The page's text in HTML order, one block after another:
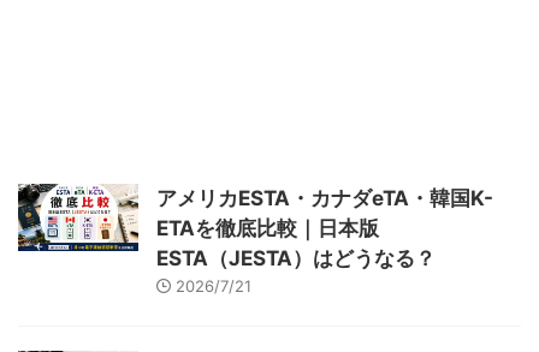
不満の上位に「夜のコンテンツが
ない」ことが挙げられているため
です。 この記事では、日本に先
駆けている世界のナイトエコノミ
ー成功事例を、観光ONEが提唱す
で私は、観光地における「ナイト
タイムエコノミー」成功の共通点
を独自に分析し、４つに分類いた
しました。この記事では、ナイト
アメリカESTA・カナダeTA・韓国K-
ETAを徹底比較｜日本版
ESTA（JESTA）はどうなる？
2026/7/21